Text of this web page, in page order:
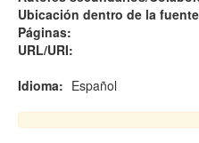
Ubicación dentro de la
Páginas:
URL/URI:
Idioma: Español